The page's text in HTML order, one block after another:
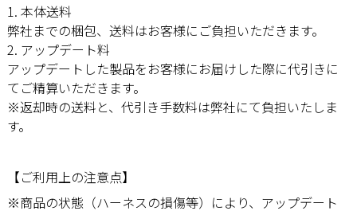
1. 本体送料
弊社までの梱包、送料はお客様にご負担いただきます。
2. アップデート料
アップデートした製品をお客様にお届けした際に代引きに
てご精算いただきます。
※返却時の送料と、代引き手数料は弊社にて負担いたしま
す。
【ご利用上の注意点】
※商品の状態（ハーネスの損傷等）により、アップデート